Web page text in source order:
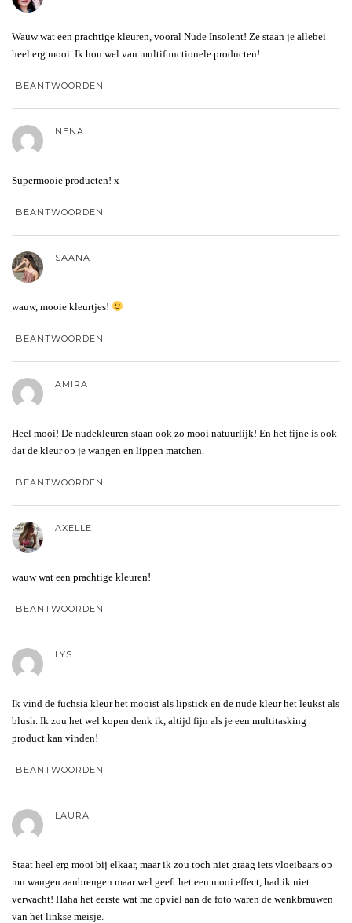
Wauw wat een prachtige kleuren, vooral Nude Insolent! Ze staan je allebei
heel erg mooi. Ik hou wel van multifunctionele producten!
BEANTWOORDEN
NENA
Supermooie producten! x
BEANTWOORDEN
SAANA
wauw, mooie kleurtjes!
BEANTWOORDEN
AMIRA
Heel mooi! De nudekleuren staan ook zo mooi natuurlijk! En het fijne is ook
dat de kleur op je wangen en lippen matchen.
BEANTWOORDEN
AXELLE
wauw wat een prachtige kleuren!
BEANTWOORDEN
LYS
Ik vind de fuchsia kleur het mooist als lipstick en de nude kleur het leukst als
blush. Ik zou het wel kopen denk ik, altijd fijn als je een multitasking
product kan vinden!
BEANTWOORDEN
LAURA
Staat heel erg mooi bij elkaar, maar ik zou toch niet graag iets vloeibaars op
mn wangen aanbrengen maar wel geeft het een mooi effect, had ik niet
verwacht! Haha het eerste wat me opviel aan de foto waren de wenkbrauwen
van het linkse meisje.